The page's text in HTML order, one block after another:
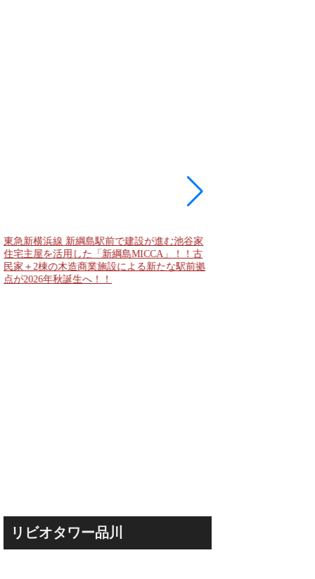
東急新横浜線 新綱島駅前で建設が進む池谷家
住宅主屋を活用した「新綱島MICCA」！！古
民家＋2棟の木造商業施設による新たな駅前拠
点が2026年秋誕生へ！！
リビオタワー品川